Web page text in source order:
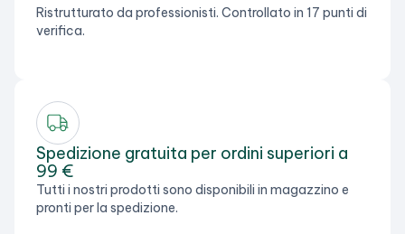
Ristrutturato da professionisti. Controllato in 17 punti di
verifica.
Spedizione gratuita per ordini superiori a
99 €
Tutti i nostri prodotti sono disponibili in magazzino e
pronti per la spedizione.